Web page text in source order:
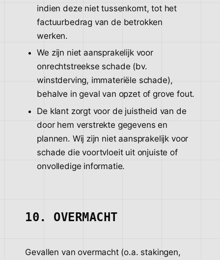
indien deze niet tussenkomt, tot het
factuurbedrag van de betrokken
werken.
We zijn niet aansprakelijk voor
onrechtstreekse schade (bv.
winstderving, immateriële schade),
behalve in geval van opzet of grove fout.
De klant zorgt voor de juistheid van de
door hem verstrekte gegevens en
plannen. Wij zijn niet aansprakelijk voor
schade die voortvloeit uit onjuiste of
onvolledige informatie.
10. OVERMACHT
Gevallen van overmacht (o.a. stakingen,